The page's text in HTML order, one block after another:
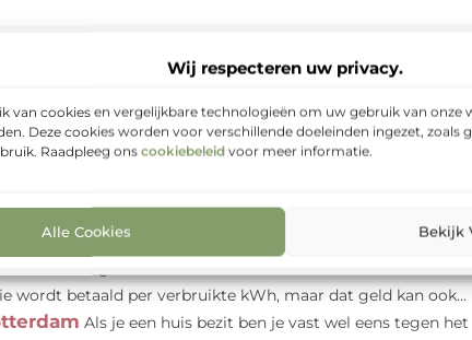
Wij respecteren uw privacy.
van cookies en vergelijkbare technologieën om uw gebruik van onze
Deze cookies worden voor verschillende doeleinden ingezet, zoals
Raadpleeg onscookiebeleid voor meer informatie.
Alle Cookies Bekijk
huis als de laatste ouder is overleden of...
Je werkt al sinds jaar en dag in de horeca en je
droom van je leven is...
op Zoom Op sommige momenten in uw leven kunt u
Zo kan het zijn dat u op zoek bent naar...
stoppenkast. Eerst wat gebeurt er als je stoppen zijn
goed en het verbruikt dan meer stroom dan dat...
wordt betaald per verbruikte kWh, maar dat geld kan ook...
Als je een huis bezit ben je vast wel eens tegen het